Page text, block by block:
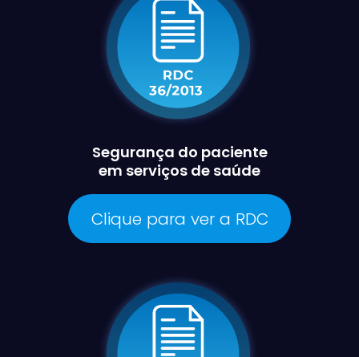
Segurança do paciente
em serviços de saúde
Clique para ver a RDC